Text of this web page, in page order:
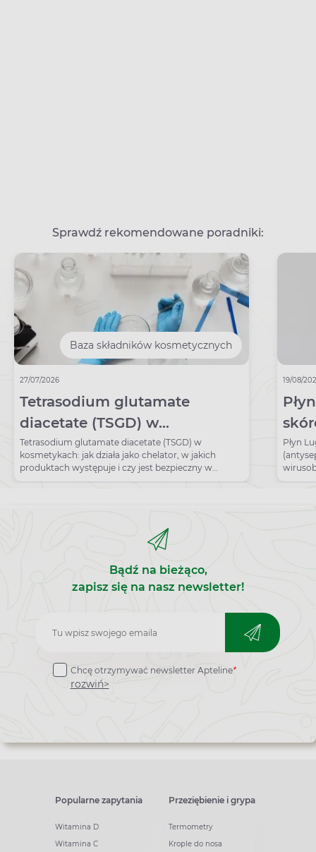
Sprawdź rekomendowane poradniki:
Baza składników kosmetycznych
27/07/2026
Tetrasodium glutamate
diacetate (TSGD) w
kosmetykach – działanie,
bezpieczeństwo, zastosowanie
Tetrasodium glutamate diacetate (TSGD) w
kosmetykach: jak działa jako chelator, w jakich
produktach występuje i czy jest bezpieczny w
typowych stężeniach?
19/08/
Płyn
Bądź na bieżąco,
zapisz się na nasz newsletter!
Zapisz
do
newslettera
Chcę otrzymywać newsletter Apteline*
rozwiń>
Popularne zapytania
Witamina D
Witamina C
Przeziębienie i grypa
Termometry
Krople do nosa